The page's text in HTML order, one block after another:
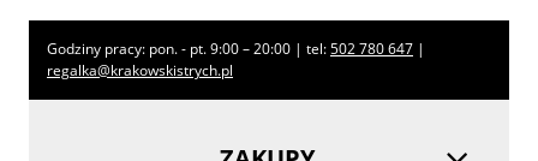
Godziny pracy: pon. - pt. 9:00 – 20:00 | tel:502 780 647 |
regalka@krakowskistrych.pl